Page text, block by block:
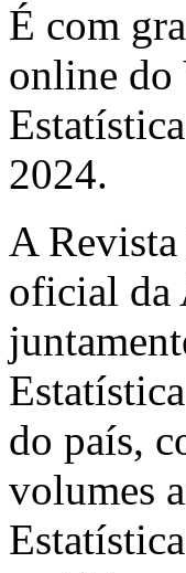
É com
online do
2024.
A
oficial da
do país,
volumes